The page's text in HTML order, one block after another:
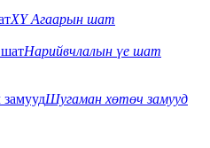
XY Агаарын шат
Нарийвчлалын үе шат
Шугаман хөтөч замууд